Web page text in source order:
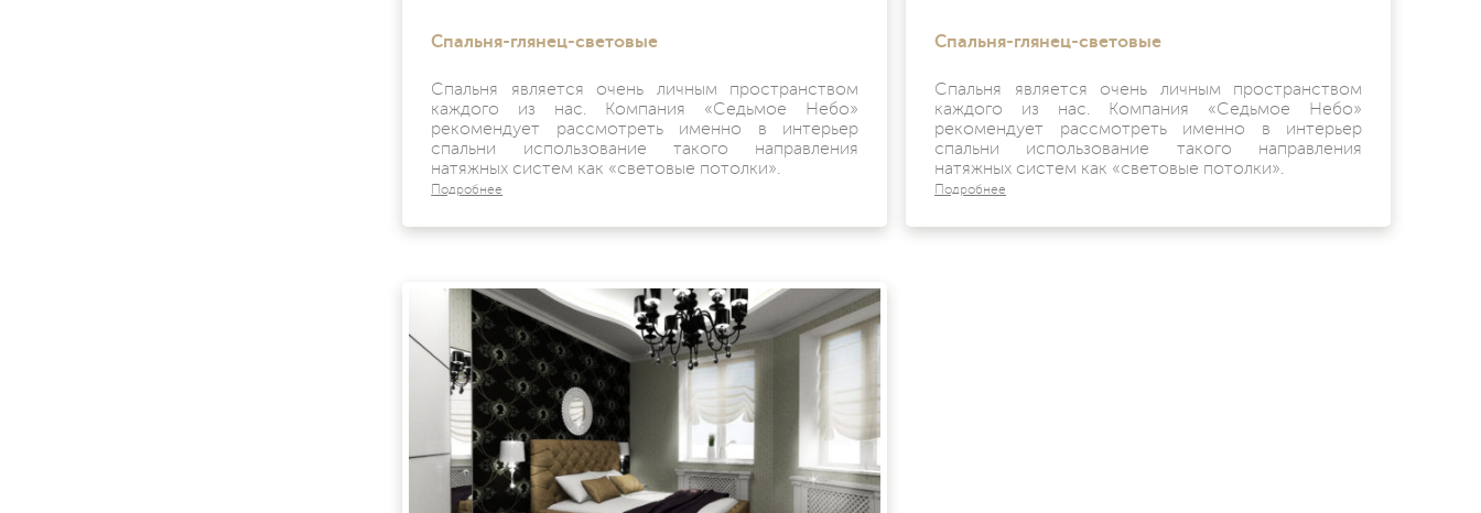
Спальня-глянец-световые
Спальня является очень личным пространством
каждого из нас. Компания «Седьмое Небо»
рекомендует рассмотреть именно в интерьер
спальни использование такого направления
натяжных систем как «световые потолки».
Подробнее
Спальня-глянец-световые
Спальня является очень личным пространством
каждого из нас. Компания «Седьмое Небо»
рекомендует рассмотреть именно в интерьер
спальни использование такого направления
натяжных систем как «световые потолки».
Подробнее